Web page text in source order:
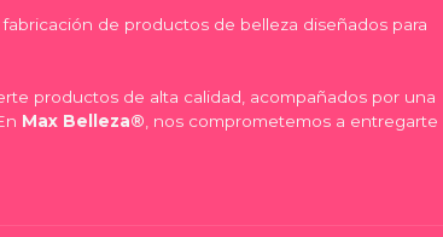
de productos de belleza diseñados para
productos de alta calidad, acompañados por una
Max Belleza® , nos comprometemos a entregarte